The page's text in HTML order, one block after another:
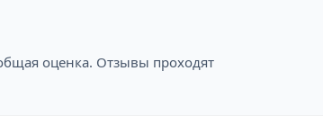
оценка. Отзывы проходят